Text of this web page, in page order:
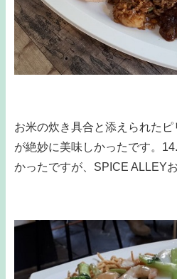
お米の炊き具合と添えられた
が絶妙に美味しかったです。
かったですが、SPICE ALLEY